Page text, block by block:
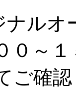
ナル
～１
確認